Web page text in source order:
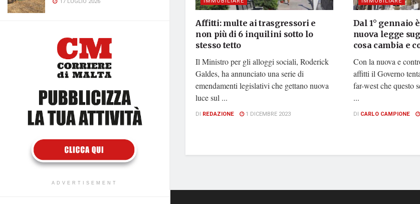
ADVERTISEMENT
Affitti: multe ai trasgressori e
non più di 6 inquilini sotto lo
stesso tetto
Il Ministro per gli alloggi sociali, Roderick
Galdes, ha annunciato una serie di
emendamenti legislativi che gettano nuova
luce sul ...
DI REDAZIONE 1 DICEMBRE 2023
Dal 1° gennaio
nuova legge
cosa cambia e
Con la nuova e
affitti il Governo
far-west che questo
...
DI CARLO CAMPIONE